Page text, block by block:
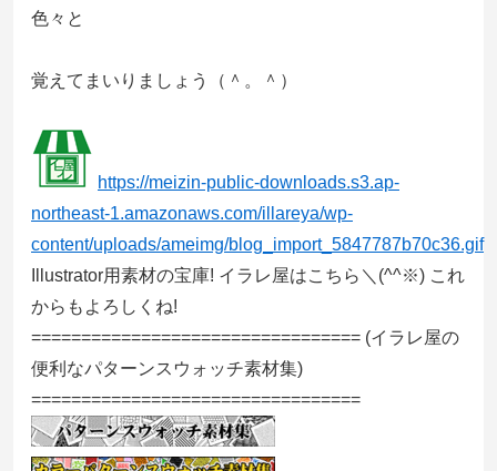
色々と
覚えてまいりましょう（＾。＾）
https://meizin-public-downloads.s3.ap-
northeast-1.amazonaws.com/illareya/wp-
content/uploads/ameimg/blog_import_5847787b70c36.gif
Illustrator用素材の宝庫! イラレ屋はこちら＼(^^※) これ
からもよろしくね!
================================= (イラレ屋の
便利なパターンスウォッチ素材集)
=================================